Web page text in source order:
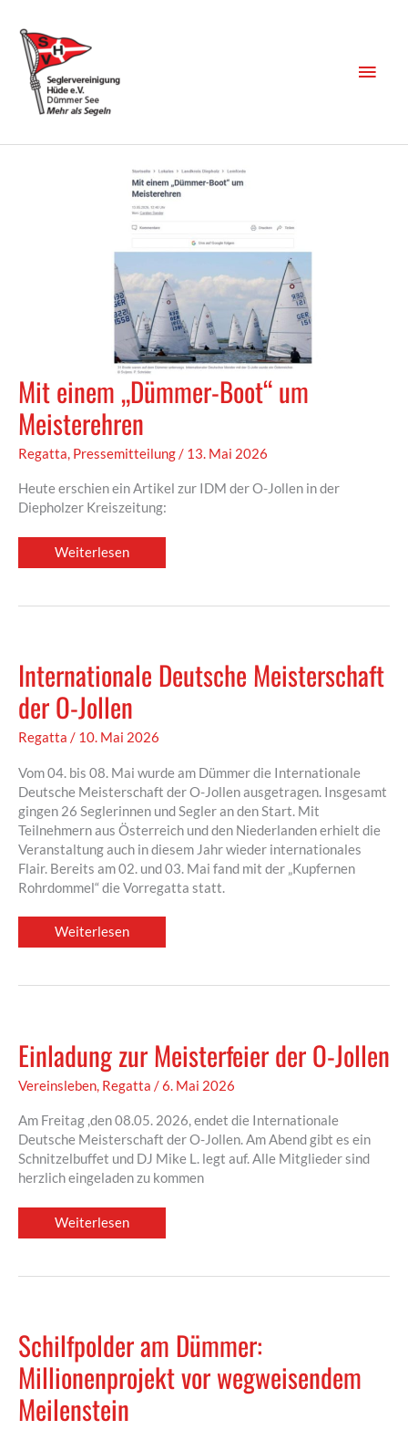
Inhalt
springen
Mit einem „Dümmer-Boot“ um
Meisterehren
Regatta, Pressemitteilung/ 13. Mai 2026
Heute erschien ein Artikel zur IDM der O-Jollen in der
Diepholzer Kreiszeitung:
Mit
um
Weiterlesen
Internationale Deutsche Meisterschaft
der O-Jollen
Regatta / 10. Mai 2026
Vom 04. bis 08. Mai wurde am Dümmer die Internationale
Deutsche Meisterschaft der O-Jollen ausgetragen. Insgesamt
gingen 26 Seglerinnen und Segler an den Start. Mit
Teilnehmern aus Österreich und den Niederlanden erhielt die
Veranstaltung auch in diesem Jahr wieder internationales
Flair. Bereits am 02. und 03. Mai fand mit der „Kupfernen
Rohrdommel“ die Vorregatta statt.
Internationale
O-
Weiterlesen
Einladung zur Meisterfeier der O-Jollen
Vereinsleben, Regatta /6. Mai 2026
Am Freitag ,den 08.05. 2026, endet die Internationale
Deutsche Meisterschaft der O-Jollen. Am Abend gibt es ein
Schnitzelbuffet und DJ Mike L. legt auf. Alle Mitglieder sind
herzlich eingeladen zu kommen
Einladung
O-
Weiterlesen
Schilfpolder am Dümmer:
Millionenprojekt vor wegweisendem
Meilenstein